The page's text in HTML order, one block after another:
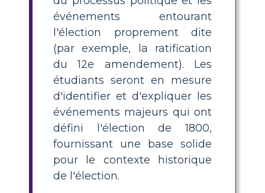
événements entourant
l'élection proprement dite
(par exemple, la ratification
du 12e amendement). Les
étudiants seront en mesure
d'identifier et d'expliquer les
événements majeurs qui ont
défini l'élection de 1800,
fournissant une base solide
pour le contexte historique
de l'élection.